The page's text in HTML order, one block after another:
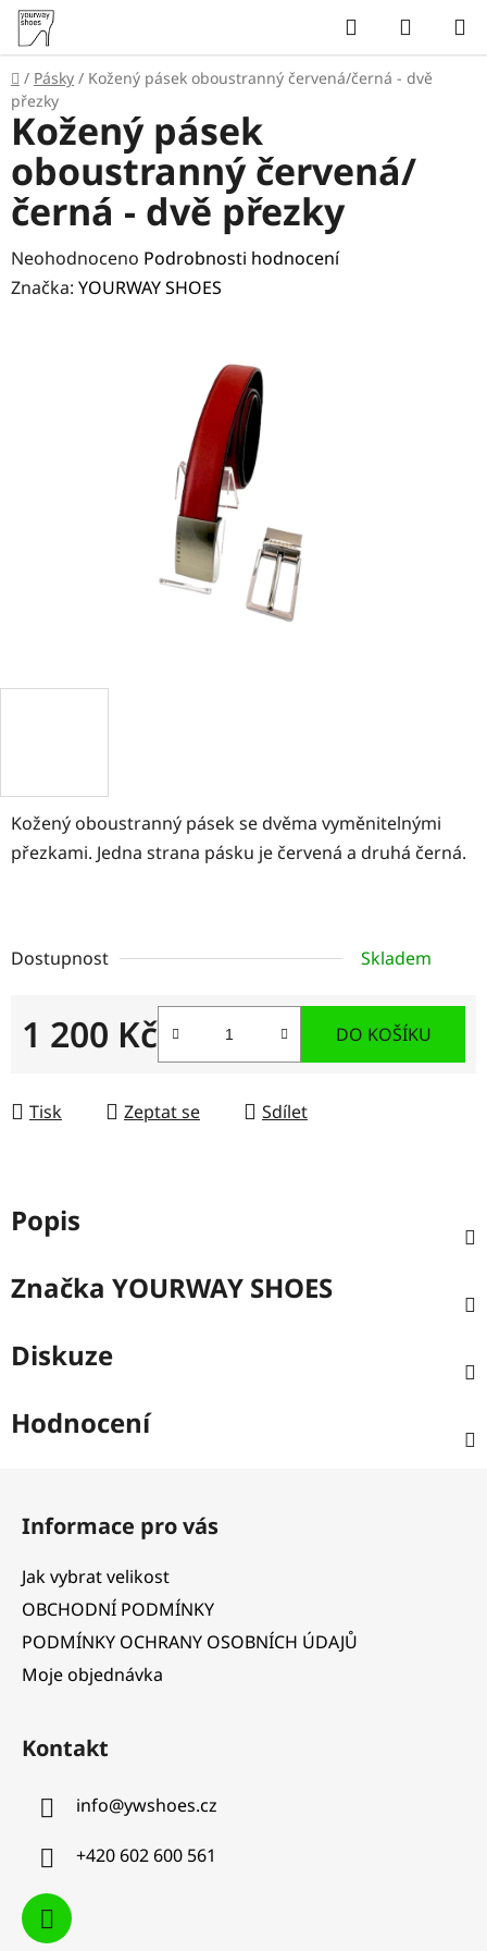
Přejít
obsah
Hledat
KOŠÍK
Domů
/ Pásky / Kožený pásek oboustranný červená/černá - dvě
přezky
Kožený oboustranný pásek se dvěma vyměnitelnými
přezkami. Jedna strana pásku je červená a druhá černá.
Dostupnost Skladem
1 200 Kč DO KOŠÍKU
Tisk Zeptat se Sdílet
Kožený pásek
oboustranný červená/
černá - dvě přezky
Průměrné
hodnocení
Neohodnoceno Podrobnosti hodnocení
Značka: YOURWAY SHOES
Popis
Značka YOURWAY SHOES
Diskuze
Hodnocení
Informace pro vás
Jak vybrat velikost
OBCHODNÍ PODMÍNKY
PODMÍNKY OCHRANY OSOBNÍCH ÚDAJŮ
Moje objednávka
Kontakt
info@ywshoes.cz
+420 602 600 561